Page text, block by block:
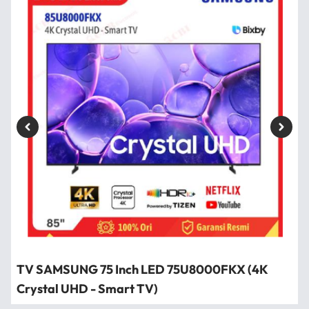
TV SAMSUNG 75 Inch LED 75U8000FKX (4K
Crystal UHD - Smart TV)